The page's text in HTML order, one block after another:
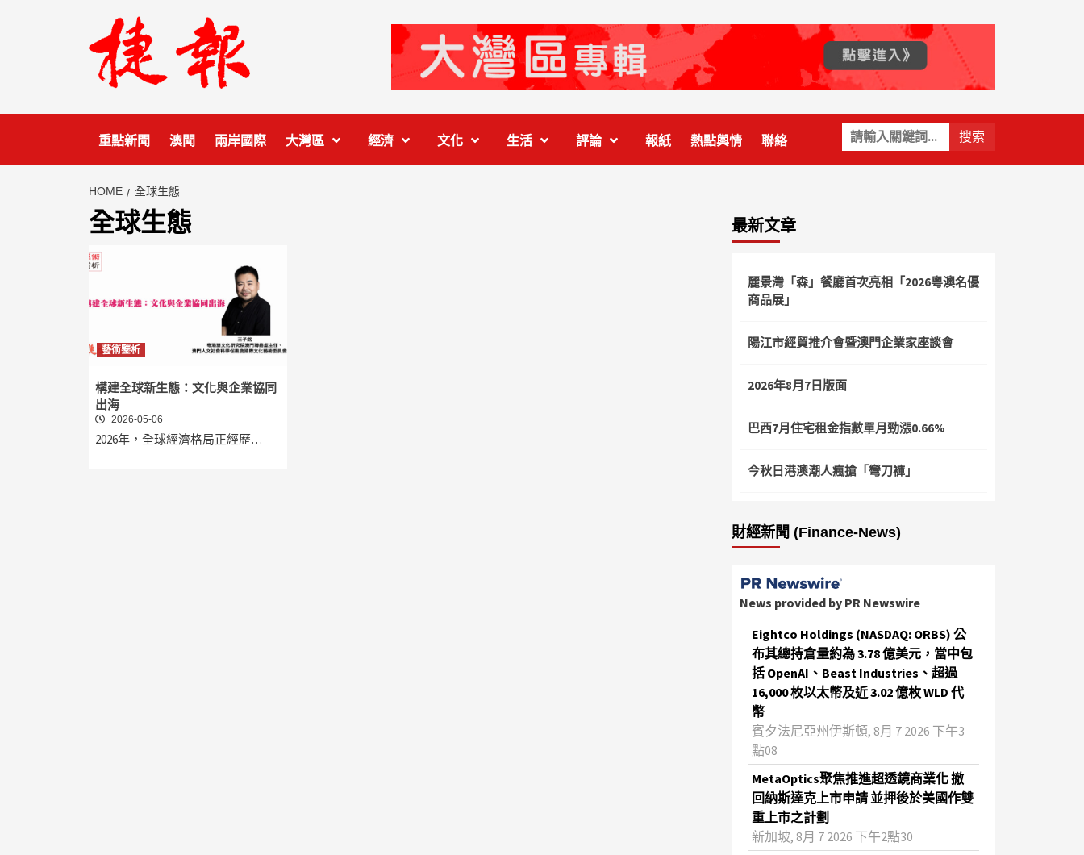
關
鍵
字:
重點新聞 澳聞 兩岸國際 大灣區 經濟 文化 生活 評論 報紙 熱點輿情 聯絡
HOME 全球生態
全球生態
藝術鑒析
構建全球新生態：文化與企業協同
出海
2026-05-06
2026年，全球經濟格局正經歷…
最新文章
麗景灣「森」餐廳首次亮相「2026粵澳名優
商品展」
陽江市經貿推介會暨澳門企業家座談會
2026年8月7日版面
巴西7月住宅租金指數單月勁漲0.66%
今秋日港澳潮人瘋搶「彎刀褲」
財經新聞 (Finance-News)
News provided by PR Newswire
Eightco Holdings (NASDAQ: ORBS) 公
布其總持倉量約為 3.78 億美元，當中包
括 OpenAI、Beast Industries、超過
16,000 枚以太幣及近 3.02 億枚 WLD 代
幣
賓夕法尼亞州伊斯頓, 8月 7 2026 下午3
點08
MetaOptics聚焦推進超透鏡商業化 撤
回納斯達克上市申請 並押後於美國作雙
重上市之計劃
新加坡, 8月 7 2026 下午2點30